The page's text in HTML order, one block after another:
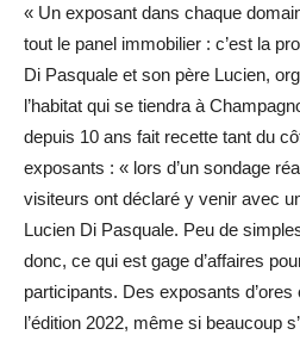
« Un exposant dans chaque
tout le panel immobilier : c’est la
Di Pasquale et son père Lucien,
l’habitat qui se tiendra à
depuis 10 ans fait recette tant du
exposants : « lors d’un sondage
visiteurs ont déclaré y venir avec
Lucien Di Pasquale. Peu de
donc, ce qui est gage d’affaires
participants. Des exposants d’ores
l’édition 2022, même si beaucoup